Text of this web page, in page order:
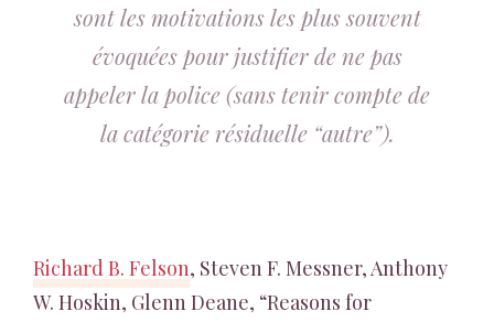
sont les motivations les plus souvent
évoquées pour justifier de ne pas
appeler la police (sans tenir compte de
la catégorie résiduelle “autre”).
Richard B. Felson, Steven F. Messner, Anthony
W. Hoskin, Glenn Deane, “Reasons for